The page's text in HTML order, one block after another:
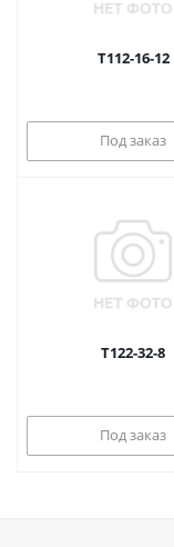
Т112-16-12
Под заказ
Т122-32-8
Под заказ